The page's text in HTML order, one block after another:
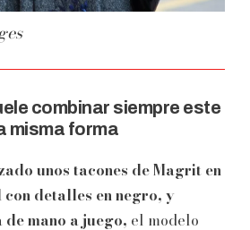
combinar siempre este
misma forma
unos tacones de Magrit en
detalles en negro, y
mano a juego, el modelo